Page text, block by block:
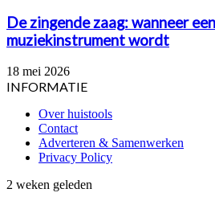
De zingende zaag: wanneer
muziekinstrument wordt
18 mei 2026
INFORMATIE
Over huistools
Contact
Adverteren & Samenwerken
Privacy Policy
Wanneer
2 weken geleden